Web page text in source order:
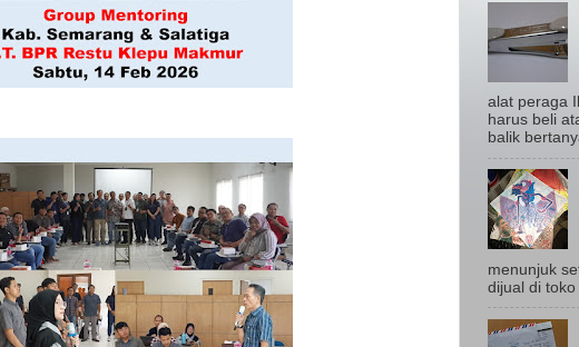
alat peraga
harus beli
balik
menunjuk
dijual di